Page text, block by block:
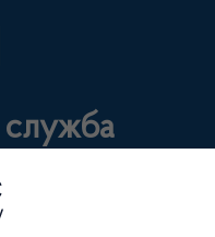
громадськості